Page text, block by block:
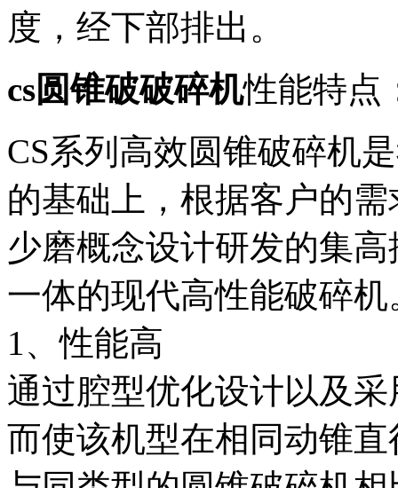
度，经下部排出。
cs圆锥破破碎机性能特点
CS系列高效圆锥破碎机
的基础上，根据客户的
少磨概念设计研发的集
一体的现代高性能破碎机
1、性能高
通过腔型优化设计以及
而使该机型在相同动锥